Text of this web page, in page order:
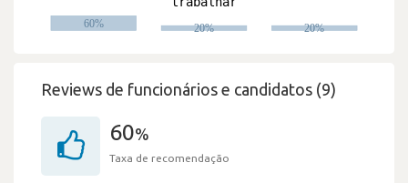
Reviews de funcionários e candidatos (9)
60%
Taxa de recomendação